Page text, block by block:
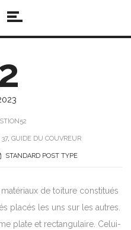
, GUIDE DU COUVREUR
STANDARD POST TYPE
de toiture constitués
placés les uns sur les autres.
plate et rectangulaire. Celui-